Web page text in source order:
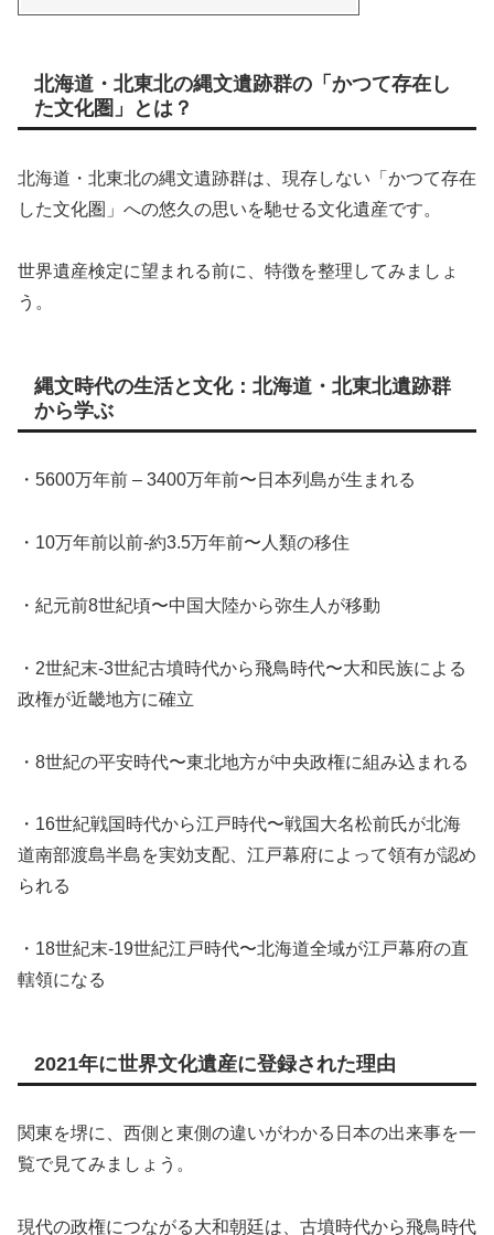
北海道・北東北の縄文遺跡群の「かつて存在し
た文化圏」とは？
北海道・北東北の縄文遺跡群は、現存しない「かつて存在
した文化圏」への悠久の思いを馳せる文化遺産です。
世界遺産検定に望まれる前に、特徴を整理してみましょ
う。
縄文時代の生活と文化：北海道・北東北遺跡群
から学ぶ
・5600万年前 – 3400万年前〜日本列島が生まれる
・10万年前以前-約3.5万年前〜人類の移住
・紀元前8世紀頃〜中国大陸から弥生人が移動
・2世紀末-3世紀古墳時代から飛鳥時代〜大和民族による
政権が近畿地方に確立
・8世紀の平安時代〜東北地方が中央政権に組み込まれる
・16世紀戦国時代から江戸時代〜戦国大名松前氏が北海
道南部渡島半島を実効支配、江戸幕府によって領有が認め
られる
・18世紀末-19世紀江戸時代〜北海道全域が江戸幕府の直
轄領になる
2021年に世界文化遺産に登録された理由
関東を堺に、西側と東側の違いがわかる日本の出来事を一
覧で見てみましょう。
現代の政権につながる大和朝廷は、古墳時代から飛鳥時代